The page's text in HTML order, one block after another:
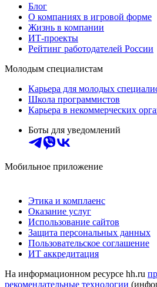
Блог
О компаниях в игровой форме
Жизнь в компании
ИТ-проекты
Рейтинг работодателей России
Молодым специалистам
Карьера для молодых
Школа программистов
Карьера в некоммерческих
Боты для уведомлений
Мобильное приложение
Этика и комплаенс
Оказание услуг
Использование сайтов
Защита персональных данных
Пользовательское соглашение
ИТ аккредитация
На информационном ресурсе hh.ru
рекомендательные технологии